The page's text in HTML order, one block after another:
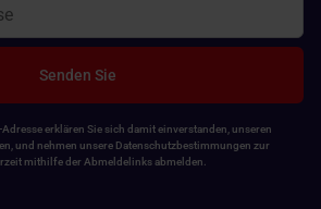
Senden Sie
erklären Sie sich damit einverstanden, unseren
und nehmen unsere Datenschutzbestimmungen zur
mithilfe der Abmeldelinks abmelden.